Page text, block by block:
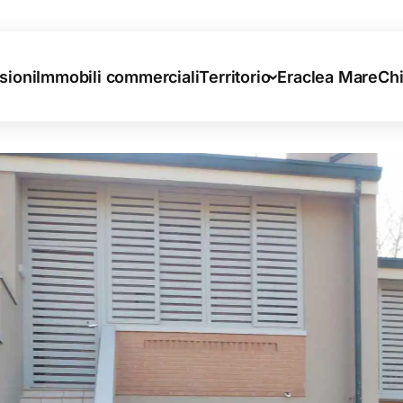
Immobili commercialiTerritorio Eraclea Mare